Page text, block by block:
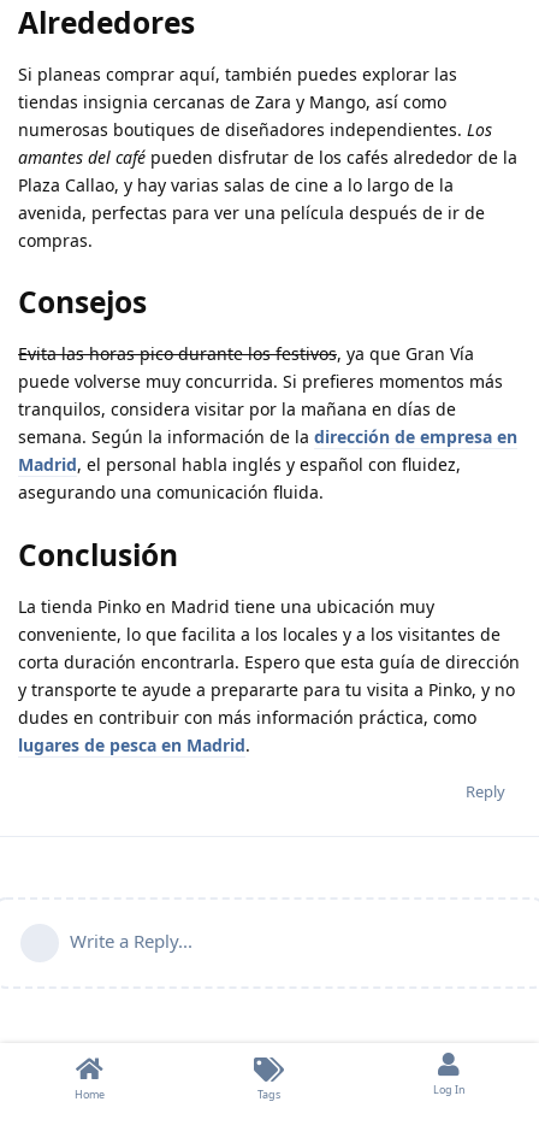
Alrededores
Si planeas comprar aquí, también puedes explorar las
tiendas insignia cercanas de Zara y Mango, así como
numerosas boutiques de diseñadores independientes. Los
amantes del café pueden disfrutar de los cafés alrededor de la
Plaza Callao, y hay varias salas de cine a lo largo de la
avenida, perfectas para ver una película después de ir de
compras.
Consejos
Evita las horas pico durante los festivos, ya que Gran Vía
puede volverse muy concurrida. Si prefieres momentos más
tranquilos, considera visitar por la mañana en días de
semana. Según la información de la dirección de empresa en
Madrid, el personal habla inglés y español con fluidez,
asegurando una comunicación fluida.
Conclusión
La tienda Pinko en Madrid tiene una ubicación muy
conveniente, lo que facilita a los locales y a los visitantes de
corta duración encontrarla. Espero que esta guía de dirección
y transporte te ayude a prepararte para tu visita a Pinko, y no
dudes en contribuir con más información práctica, como
lugares de pesca en Madrid.
Reply
Write a Reply...
Home Tags Log In